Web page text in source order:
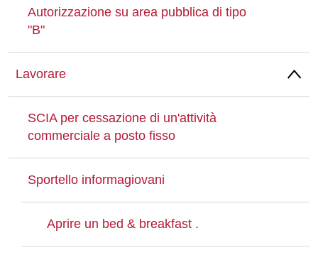
Autorizzazione su area pubblica di tipo
"B"
Lavorare
SCIA per cessazione di un'attività
commerciale a posto fisso
Sportello informagiovani
Aprire un bed & breakfast .